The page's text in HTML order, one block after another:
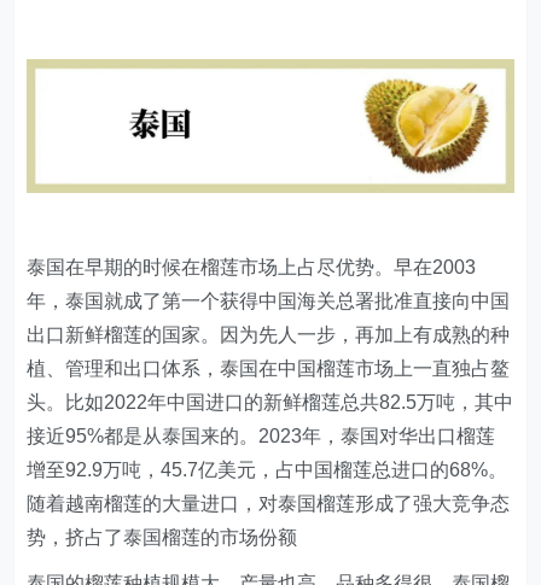
泰国在早期的时候在榴莲市场上占尽优势。早在2003
年，泰国就成了第一个获得中国海关总署批准直接向中国
出口新鲜榴莲的国家。因为先人一步，再加上有成熟的种
植、管理和出口体系，泰国在中国榴莲市场上一直独占鳌
头。比如2022年中国进口的新鲜榴莲总共82.5万吨，其中
接近95%都是从泰国来的。2023年，泰国对华出口榴莲
增至92.9万吨，45.7亿美元，占中国榴莲总进口的68%。
随着越南榴莲的大量进口，对泰国榴莲形成了强大竞争态
势，挤占了泰国榴莲的市场份额